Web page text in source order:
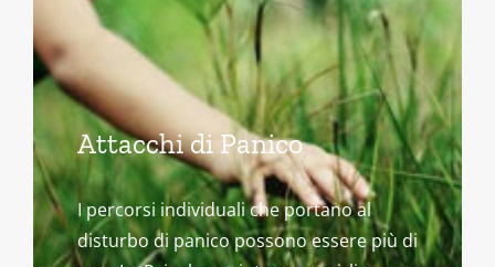
Attacchi di Panico
I percorsi individuali che portano al
disturbo di panico possono essere più di